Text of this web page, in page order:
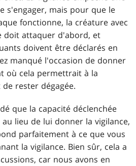
s'engager, mais pour que le
fonctionne, la créature avec
doit attaquer d'abord, et
doivent être déclarés en
manqué l'occasion de donner
où cela permettrait à la
rester dégagée.
que la capacité déclenchée
lieu de lui donner la vigilance,
parfaitement à ce que vous
la vigilance. Bien sûr, cela a
car nous avons en